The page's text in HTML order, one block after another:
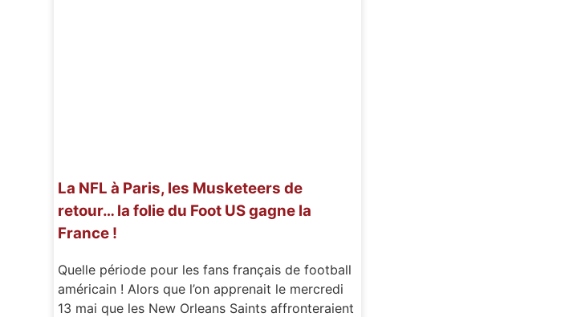
La NFL à Paris, les Musketeers de
retour… la folie du Foot US gagne la
France !
Quelle période pour les fans français de football
américain ! Alors que l’on apprenait le mercredi
13 mai que les New Orleans Saints affronteraient